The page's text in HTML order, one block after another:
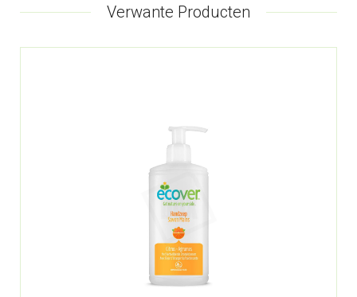
Verwante Producten